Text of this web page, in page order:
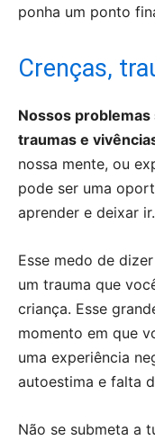
ponha um ponto
Crenças,
Nossos
traumas e
nossa mente, ou
pode ser uma
aprender e deixar ir.
Esse medo de
um trauma que
criança. Esse
momento em que
uma experiência
autoestima e falta
Não se submeta a